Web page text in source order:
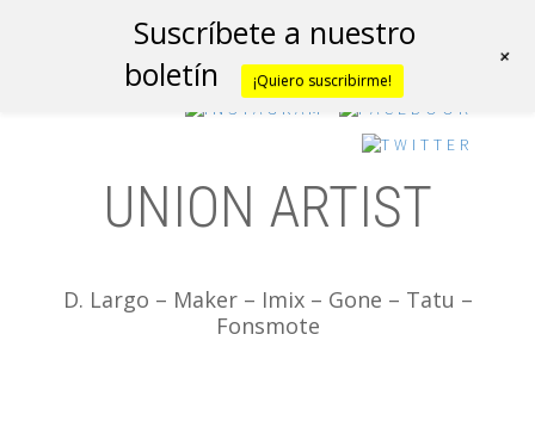
UNION ARTIST
D. Largo – Maker – Imix – Gone – Tatu –
Fonsmote
Suscríbete a nuestro
boletín
¡Quiero suscribirme!
+